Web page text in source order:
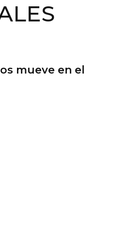
mueve en el